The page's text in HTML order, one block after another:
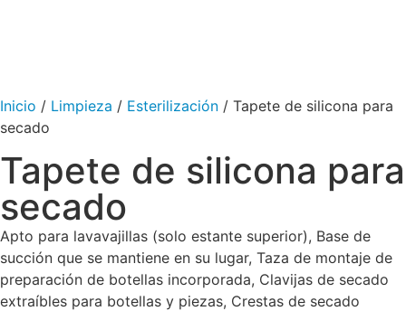
Inicio / Limpieza / Esterilización / Tapete de silicona para
secado
Tapete de silicona para
secado
Apto para lavavajillas (solo estante superior), Base de
succión que se mantiene en su lugar, Taza de montaje de
preparación de botellas incorporada, Clavijas de secado
extraíbles para botellas y piezas, Crestas de secado